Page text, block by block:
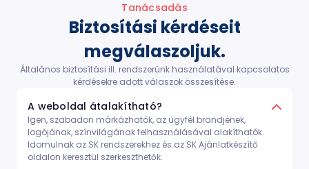
Tanácsadás
Biztosítási kérdéseit
megválaszoljuk.
Általános biztosítási ill. rendszerünk használatával kapcsolatos
kérdésekre adott válaszok összesítése.
A weboldal átalakítható?
Igen, szabadon márkázhatók, az ügyfél brandjének,
logójának, színvilágának felhasználásával alakíthatók.
Idomulnak az SK rendszerekhez és az SK Ajánlatkészítő
oldalon keresztül szerkeszthetők.